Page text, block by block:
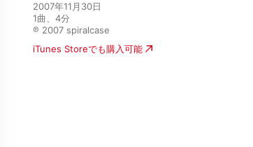
2007年11月30日
1曲、4分
℗ 2007 spiralcase
iTunes Storeでも購入可能